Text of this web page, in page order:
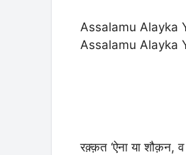
Assalamu Alayka
Assalamu Alayka
रक़्क़त ‘ऐना या शौक़न,